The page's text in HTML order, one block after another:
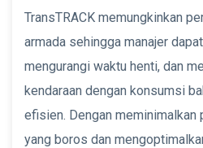
TransTRACK memungkinkan
armada sehingga manajer
mengurangi waktu henti, dan
kendaraan dengan konsumsi
efisien. Dengan meminimalkan
yang boros dan